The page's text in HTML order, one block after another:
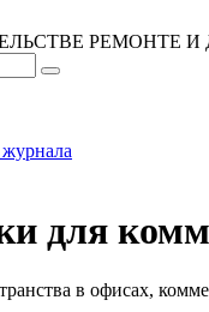
РЕМОНТЕ И
для
в офисах,